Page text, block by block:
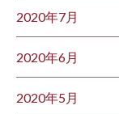
2020年7月
2020年6月
2020年5月